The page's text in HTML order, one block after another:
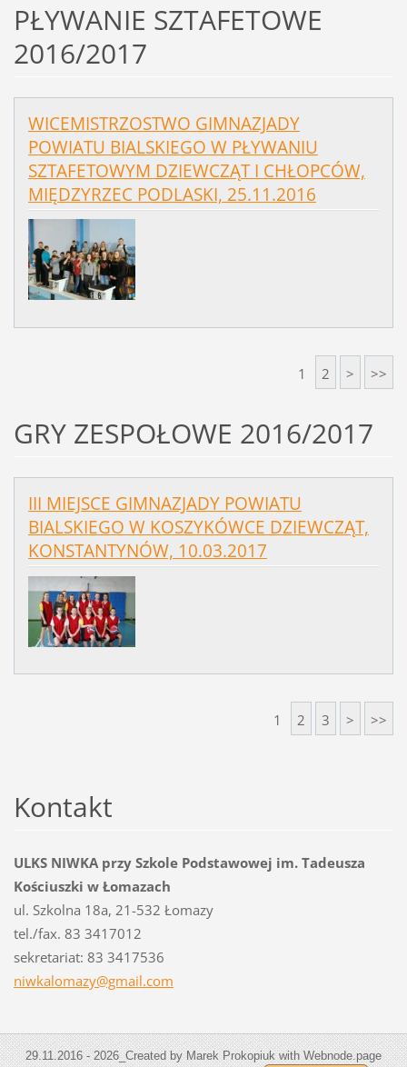
PŁYWANIE SZTAFETOWE
2016/2017
WICEMISTRZOSTWO GIMNAZJADY
POWIATU BIALSKIEGO W PŁYWANIU
SZTAFETOWYM DZIEWCZĄT I CHŁOPCÓW,
MIĘDZYRZEC PODLASKI, 25.11.2016
1 2 > >>
GRY ZESPOŁOWE 2016/2017
III MIEJSCE GIMNAZJADY POWIATU
BIALSKIEGO W KOSZYKÓWCE DZIEWCZĄT,
KONSTANTYNÓW, 10.03.2017
1 2 3 > >>
Kontakt
ULKS NIWKA przy Szkole Podstawowej im. Tadeusza
Kościuszki w Łomazach
ul. Szkolna 18a, 21-532 Łomazy
tel./fax. 83 3417012
sekretariat: 83 3417536
niwkalomazy@gmail.com
29.11.2016 - 2026_Created by Marek Prokopiuk with Webnode.page